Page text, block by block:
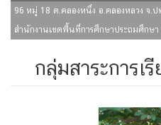
96 หมู่ 18 ต.คลองหนึ่ง อ.คลองหลวง จ.
สำนักงานเขตพื้นที่การศึกษาประถมศึกษา
กลุ่มสาระการเ